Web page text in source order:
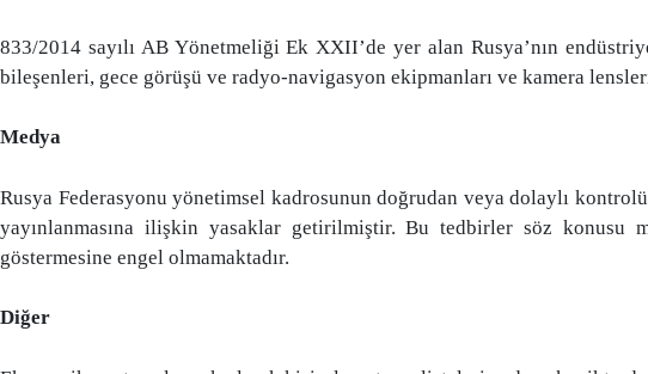
833/2014 sayılı AB Yönetmeliği Ek XXII’de yer alan Rusya’nın
bileşenleri, gece görüşü ve radyo-navigasyon ekipmanları ve kamera
Medya
Rusya Federasyonu yönetimsel kadrosunun doğrudan veya dolaylı
yayınlanmasına ilişkin yasaklar getirilmiştir. Bu tedbirler söz konusu
göstermesine engel olmamaktadır.
Diğer